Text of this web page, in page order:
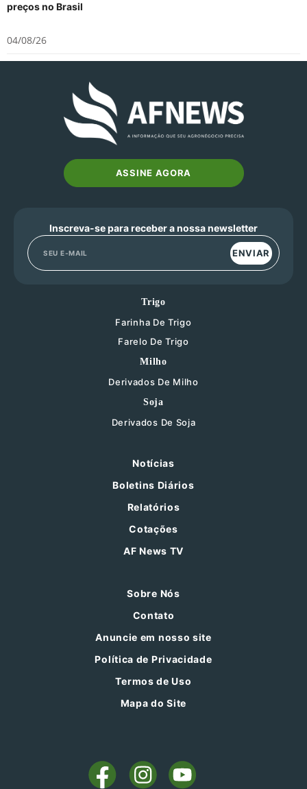
preços no Brasil
04/08/26
ASSINE AGORA
Inscreva-se para receber a nossa newsletter
ENVIAR
Trigo
Farinha De Trigo
Farelo De Trigo
Milho
Derivados De Milho
Soja
Derivados De Soja
Notícias
Boletins Diários
Relatórios
Cotações
AF News TV
Sobre Nós
Contato
Anuncie em nosso site
Política de Privacidade
Termos de Uso
Mapa do Site